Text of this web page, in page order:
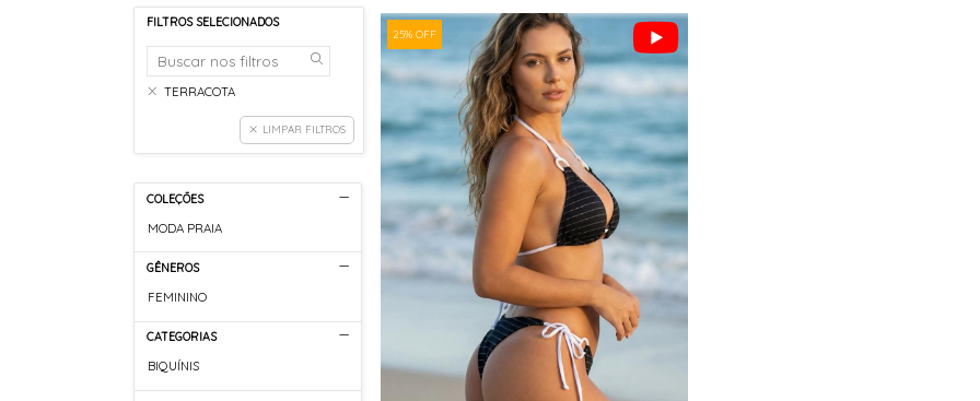
FILTROS SELECIONADOS
TERRACOTA
LIMPAR FILTROS
COLEÇÕES
MODA PRAIA
GÊNEROS
FEMININO
CATEGORIAS
BIQUÍNIS
25% OFF